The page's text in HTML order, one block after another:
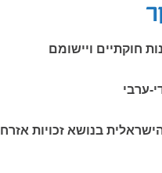
חוקתיים ויישומם
ערבי
בנושא זכויות אזרח